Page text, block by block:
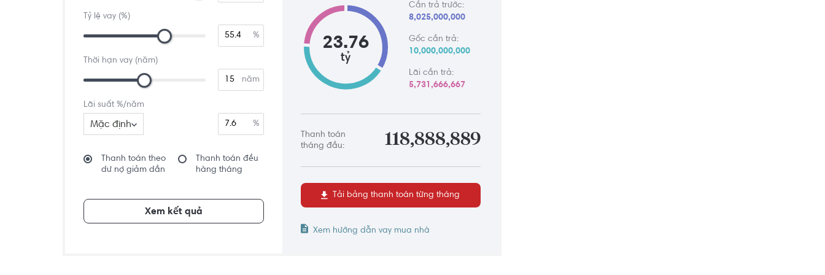
Tỷ lệ vay (%)
%
Thời hạn vay (năm)
năm
Lãi suất %/năm
Mặc định %
Thanh toán theo
dư nợ giảm dần
Thanh toán đều
hàng tháng
Xem kết quả
23.76
tỷ
Cần trả trước:
8,025,000,000
Gốc cần trả:
10,000,000,000
Lãi cần trả:
5,731,666,667
Thanh toán
tháng đầu:
118,888,889
Tải bảng thanh toán từng tháng
Xem hướng dẫn vay mua nhà